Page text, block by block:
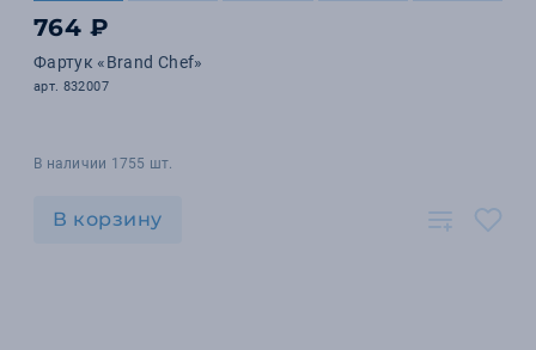
764 ₽
Фартук «Brand Chef»
арт. 832007
В наличии 1755 шт.
В корзину